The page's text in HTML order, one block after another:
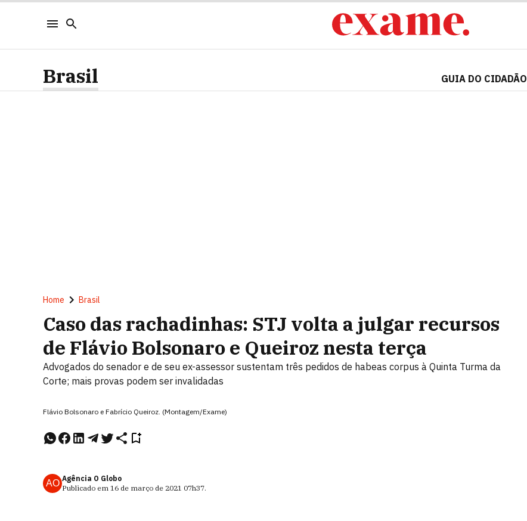
Brasil GUIA DO CIDADÃO
Home Brasil
Caso das rachadinhas: STJ volta a julgar recursos
de Flávio Bolsonaro e Queiroz nesta terça
Advogados do senador e de seu ex-assessor sustentam três pedidos de habeas corpus à Quinta Turma da
Corte; mais provas podem ser invalidadas
Flávio Bolsonaro e Fabrício Queiroz. (Montagem/Exame)
AO Agência O Globo
Publicado em 16 de março de 2021 07h37.